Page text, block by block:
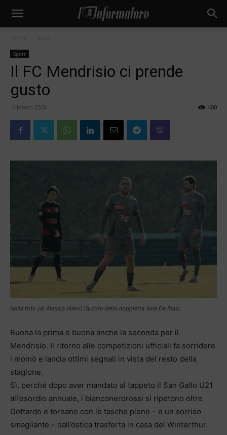
Sport
Il FC Mendrisio ci prende
gusto
6 Marzo 2026 400
Nella foto (di Alessia Allevi) l’autore della doppietta Axel De Biasi.
Buona la prima e buona anche la seconda per il
Mendrisio. Il ritorno alle competizioni ufficiali fa sorridere
i momò e lancia ottimi segnali in vista del resto della
stagione.
Sì, perché dopo aver mandato al tappeto il San Gallo U21
all’esordio annuale, i bianconerorossi si ripetono oltre
Gottardo e tornano con le tasche piene – e un sorriso
smagliante – dall’ostica trasferta in casa del Winterthur.